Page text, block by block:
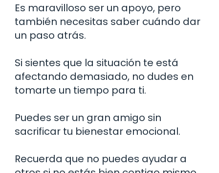
Es maravilloso ser un apoyo, pero
también necesitas saber cuándo dar
un paso atrás.
Si sientes que la situación te está
afectando demasiado, no dudes en
tomarte un tiempo para ti.
Puedes ser un gran amigo sin
sacrificar tu bienestar emocional.
Recuerda que no puedes ayudar a